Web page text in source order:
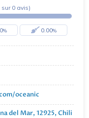
0 avis)
0.00
oceanic
del Mar, 12925, Chili